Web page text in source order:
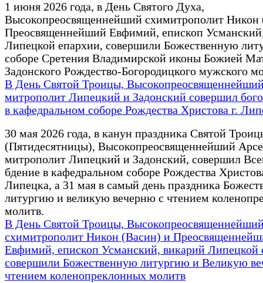
1 июня 2026 года, в День Святого Духа,
Высокопреосвященнейший схимитрополит Никон
Преосвященнейший Евфимий, епископ
Липецкой епархии, совершили Божественную
соборе Сретения Владимирской иконы Божией
Задонского Рождество-Богородицкого мужского
В День Святой Троицы,
митрополит Липецкий и Задонский совершил
в кафедральном соборе Рождества Христова г.
30 мая 2026 года, в канун праздника Святой
(Пятидесятницы), Высокопреосвященнейший
митрополит Липецкий и Задонский, совершил
бдение в кафедральном соборе Рождества
Липецка, а 31 мая в самый день праздника
литургию и великую вечерню с чтением
молитв.
В День Святой Троицы,
схимитрополит Никон (Васин) и
Евфимий, епископ Усманский, викарий Липецкой
совершили Божественную литургию и Великую
чтением коленопреклонных молитв